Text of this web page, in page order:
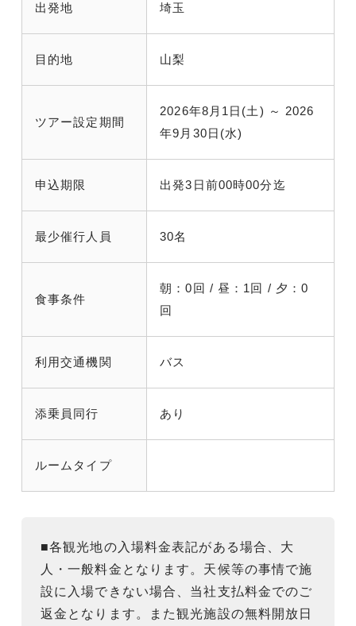
出発地 埼玉
目的地 山梨
ツアー設定期間
2026年8月1日(土) ～ 2026
年9月30日(水)
申込期限 出発3日前00時00分迄
最少催行人員 30名
食事条件
朝：0回 / 昼：1回 / 夕：0
回
利用交通機関 バス
添乗員同行 あり
ルームタイプ
■各観光地の入場料金表記がある場合、大
人・一般料金となります。天候等の事情で施
設に入場できない場合、当社支払料金でのご
返金となります。また観光施設の無料開放日